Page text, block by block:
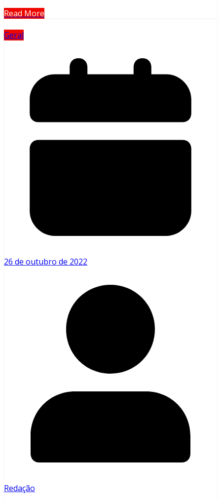
Read More
Geral
26 de outubro de 2022
Redação